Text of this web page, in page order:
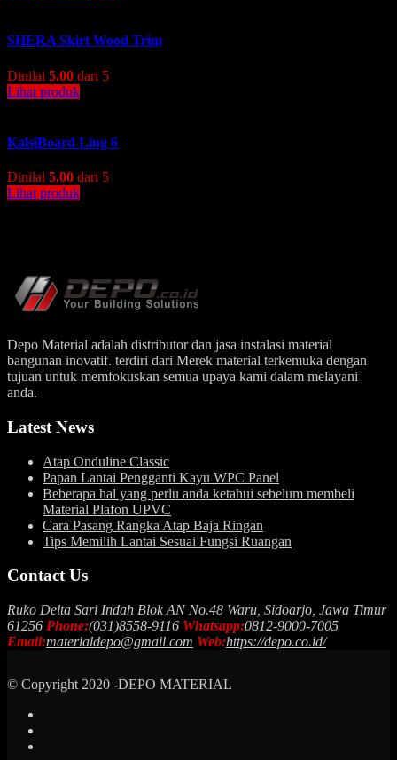
SHERA Skirt Wood Trim
Dinilai 5.00 dari 5
Lihat produk
KalsiBoard Ling 6
Dinilai 5.00 dari 5
Lihat produk
Depo Material adalah distributor dan jasa instalasi material
bangunan inovatif. terdiri dari Merek material terkemuka dengan
tujuan untuk memfokuskan semua upaya kami dalam melayani
anda.
Latest News
Atap Onduline Classic
Papan Lantai Pengganti Kayu WPC Panel
Beberapa hal yang perlu anda ketahui sebelum membeli
Material Plafon UPVC
Cara Pasang Rangka Atap Baja Ringan
Tips Memilih Lantai Sesuai Fungsi Ruangan
Contact Us
Ruko Delta Sari Indah Blok AN No.48 Waru, Sidoarjo, Jawa Timur
61256 Phone:(031)8558-9116 Whatsapp:0812-9000-7005
Email:materialdepo@gmail.com Web:https://depo.co.id/
© Copyright 2020 -DEPO MATERIAL